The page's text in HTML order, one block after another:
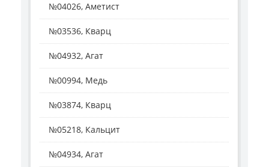
№04026, Аметист
№03536, Кварц
№04932, Агат
№00994, Медь
№03874, Кварц
№05218, Кальцит
№04934, Агат